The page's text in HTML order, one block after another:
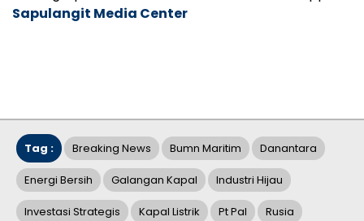
Sapulangit Media Center
Tag : Breaking News Bumn Maritim Danantara
Energi Bersih Galangan Kapal Industri Hijau
Investasi Strategis Kapal Listrik Pt Pal Rusia